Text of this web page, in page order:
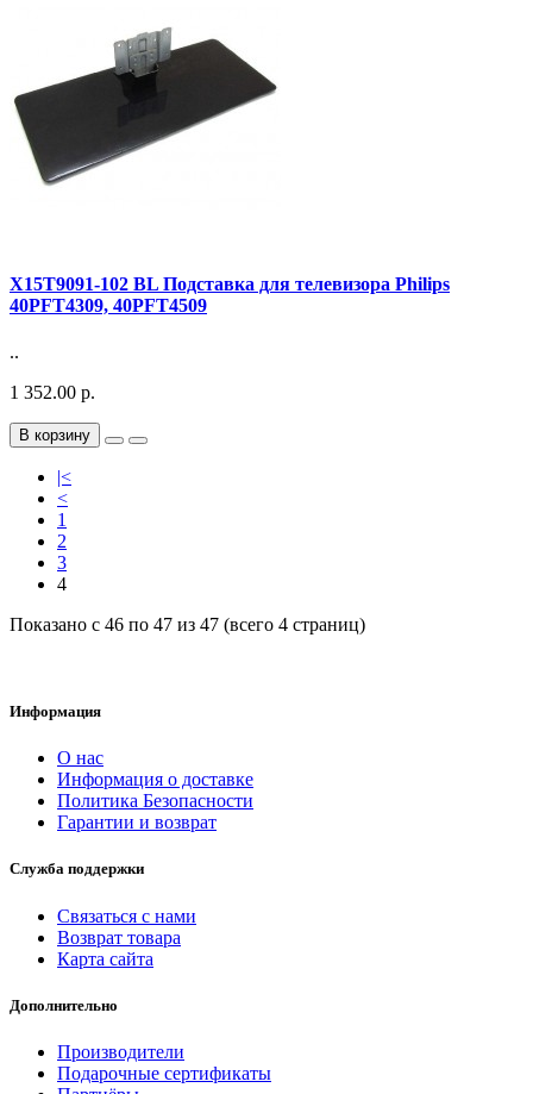
X15T9091-102 BL Подставка для телевизора Philips
40PFT4309, 40PFT4509
..
1 352.00 р.
В корзину
|<
<
1
2
3
4
Показано с 46 по 47 из 47 (всего 4 страниц)
Информация
О нас
Информация о доставке
Политика Безопасности
Гарантии и возврат
Служба поддержки
Связаться с нами
Возврат товара
Карта сайта
Дополнительно
Производители
Подарочные сертификаты